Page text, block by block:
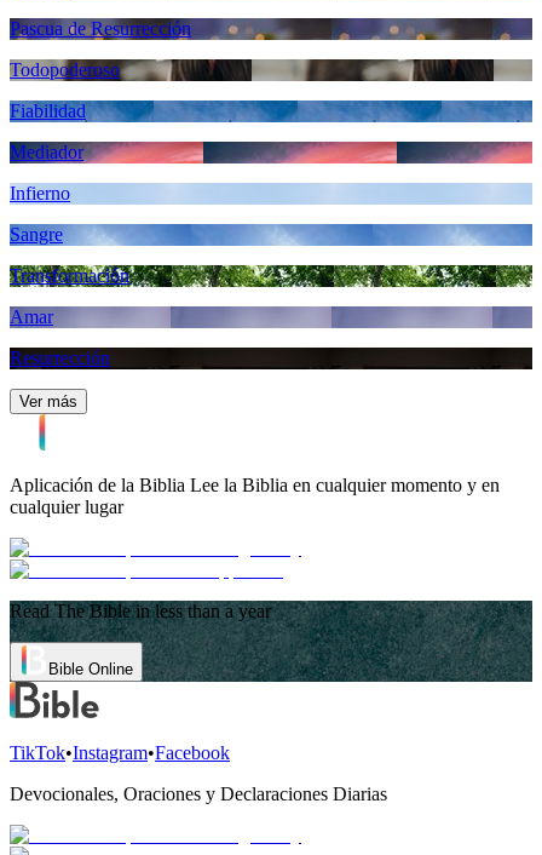
Pascua de Resurrección
Todopoderoso
Fiabilidad
Mediador
Infierno
Sangre
Transformación
Amar
Resurrección
Ver más
Aplicación de la Biblia Lee la Biblia en cualquier momento y en
cualquier lugar
Read The Bible in less than a year
Bible Online
TikTok•Instagram•Facebook
Devocionales, Oraciones y Declaraciones Diarias